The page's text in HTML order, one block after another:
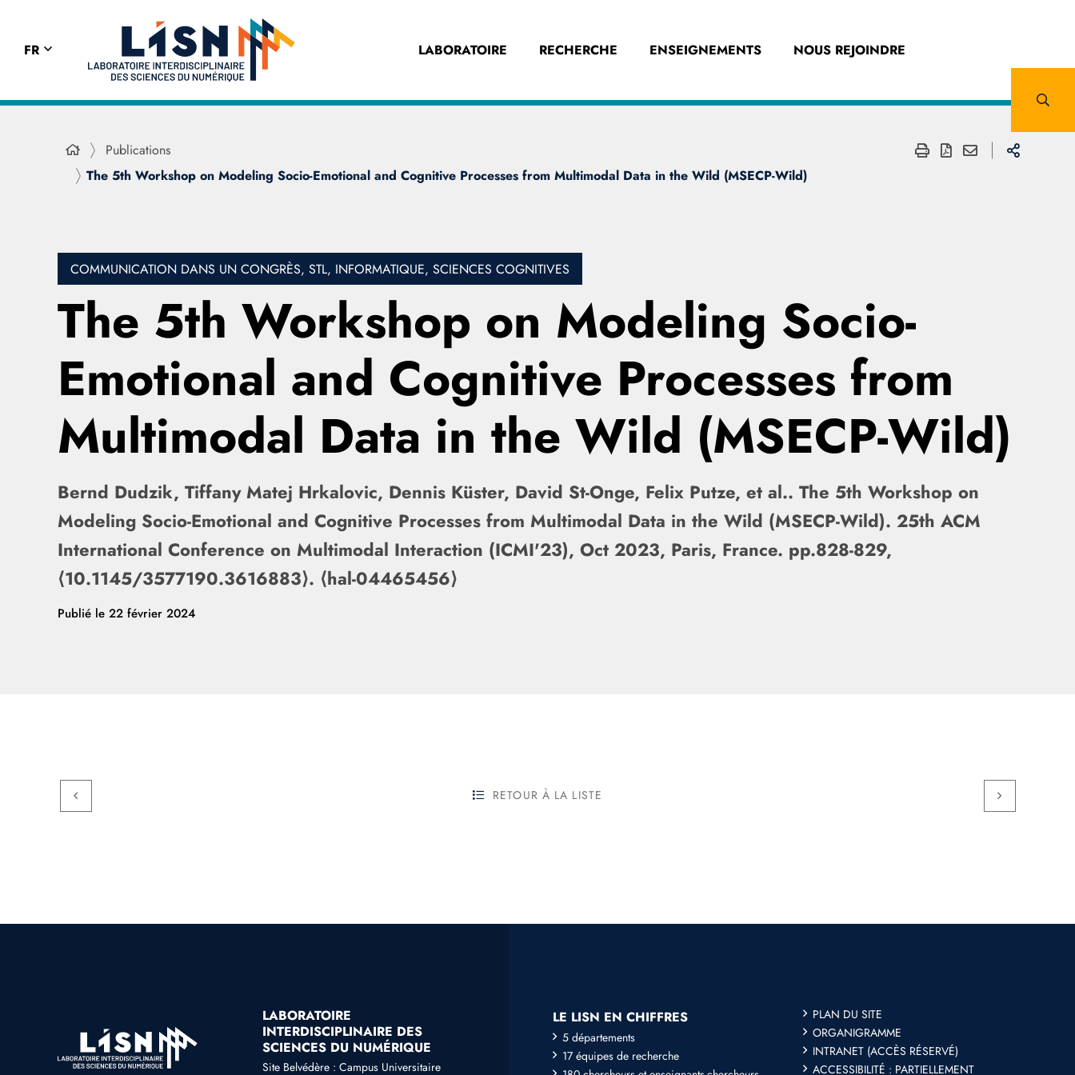
FR LABORATOIRE RECHERCHE ENSEIGNEMENTS NOUS REJOINDRE
Publications
The 5th Workshop on Modeling Socio-Emotional and Cognitive Processes from Multimodal Data in the Wild (MSECP-Wild)
COMMUNICATION DANS UN CONGRÈS, STL, INFORMATIQUE, SCIENCES COGNITIVES
The 5th Workshop on Modeling Socio-
Emotional and Cognitive Processes from
Multimodal Data in the Wild (MSECP-Wild)
Bernd Dudzik, Tiffany Matej Hrkalovic, Dennis Küster, David St-Onge, Felix Putze, et al.. The 5th Workshop on
Modeling Socio-Emotional and Cognitive Processes from Multimodal Data in the Wild (MSECP-Wild). 25th ACM
International Conference on Multimodal Interaction (ICMI'23), Oct 2023, Paris, France. pp.828-829,
⟨10.1145/3577190.3616883⟩. ⟨hal-04465456⟩
Publié le 22 février 2024
RETOUR À LA LISTE
LABORATOIRE
INTERDISCIPLINAIRE DES
SCIENCES DU NUMÉRIQUE
Site Belvédère : Campus Universitaire
LE LISN EN CHIFFRES
5 départements
17 équipes de recherche
PLAN DU SITE
ORGANIGRAMME
INTRANET (ACCÈS RÉSERVÉ)
ACCESSIBILITÉ : PARTIELLEMENT